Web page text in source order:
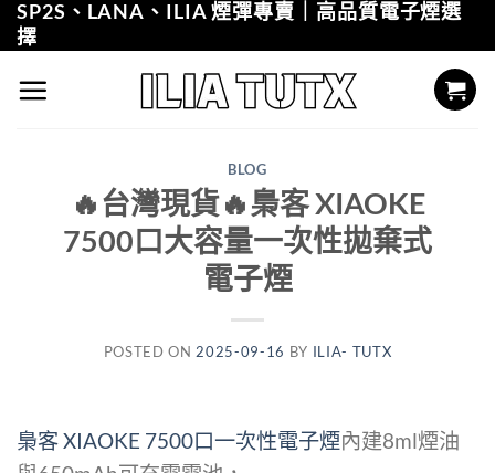
Skip
to
content
SP2S、LANA、ILIA 煙彈專賣｜高品質電子煙選
擇
BLOG
🔥台灣現貨🔥梟客 XIAOKE
7500口大容量一次性拋棄式
電子煙
POSTED ON 2025-09-16 BY ILIA- TUTX
梟客 XIAOKE 7500口一次性電子煙內建8ml煙油